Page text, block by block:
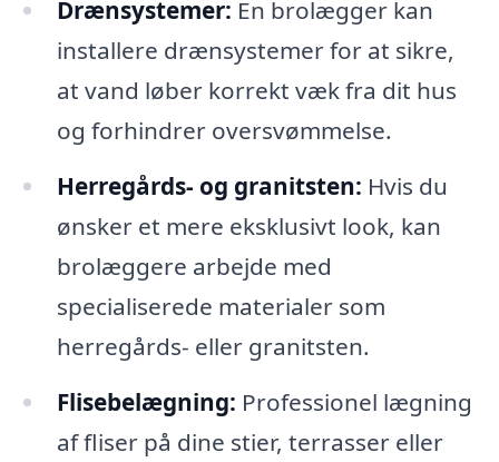
Drænsystemer: En brolægger kan
installere drænsystemer for at sikre,
at vand løber korrekt væk fra dit hus
og forhindrer oversvømmelse.
Herregårds- og granitsten: Hvis du
ønsker et mere eksklusivt look, kan
brolæggere arbejde med
specialiserede materialer som
herregårds- eller granitsten.
Flisebelægning: Professionel lægning
af fliser på dine stier, terrasser eller